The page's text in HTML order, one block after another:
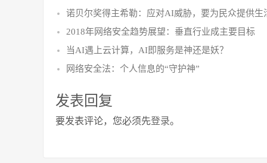
诺贝尔奖得主希勒：应对AI威胁，要为民众提供生
2018年网络安全趋势展望：垂直行业成主要目标
当AI遇上云计算，AI即服务是神还是妖？
网络安全法：个人信息的“守护神”
发表回复
要发表评论，您必须先登录。